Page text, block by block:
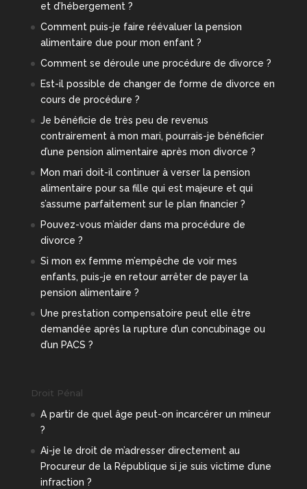
et d’hébergement ?
Comment puis-je faire réévaluer la pension
alimentaire due pour mon enfant ?
Comment se déroule une procédure de divorce ?
Est-il possible de changer de forme de divorce en
cours de procédure ?
Je bénéficie de très peu de revenus
contrairement à mon mari, pourrais-je bénéficier
d’une pension alimentaire après mon divorce ?
Mon mari doit-il continuer à verser la pension
alimentaire pour sa fille qui est majeure et qui
s’assume parfaitement sur le plan financier ?
Pouvez-vous m’aider dans ma procédure de
divorce ?
Si mon ex femme m’empêche de voir mes
enfants, puis-je en retour arrêter de payer la
pension alimentaire ?
Une prestation compensatoire peut elle être
demandée après la rupture d’un concubinage ou
d’un PACS ?
Droit Pénal
A partir de quel âge peut-on incarcérer un mineur
?
Ai-je le droit de m’adresser directement au
Procureur de la République si je suis victime d’une
infraction ?